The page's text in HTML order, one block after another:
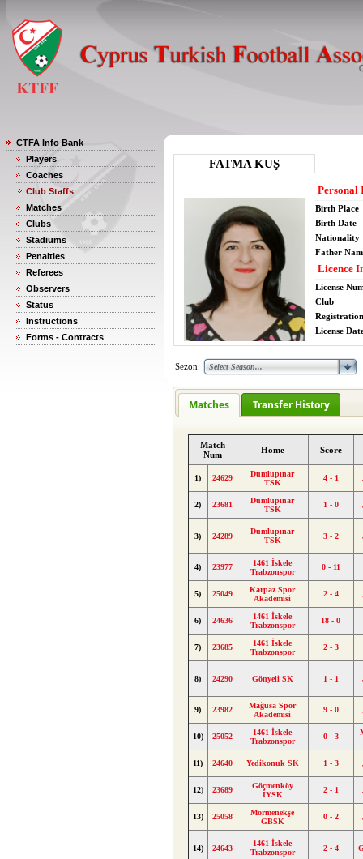
CTFA Info Bank
Players
Coaches
Club Staffs
Matches
Clubs
Stadiums
Penalties
Referees
Observers
Status
Instructions
Forms - Contracts
FATMA KUŞ
Personal
Birth Place
Birth Date
Nationality
Father
Licence
License
Club
License
Sezon:
Matches Transfer History
Match
Num
Home Score
1) 24629
Dumlupınar
TSK
4 - 1
2) 23681
Dumlupınar
TSK
1 - 0
3) 24289
Dumlupınar
TSK
3 - 2
4) 23977
1461 İskele
Trabzonspor
0 - 11
5) 25049
Karpaz Spor
Akademisi
2 - 4
6) 24636
1461 İskele
Trabzonspor
18 - 0
7) 23685
1461 İskele
Trabzonspor
2 - 3
8) 24290 Gönyeli SK 1 - 1
9) 23982
Mağusa Spor
Akademisi
9 - 0
10) 25052
1461 İskele
Trabzonspor
0 - 3
11) 24640 Yedikonuk SK 1 - 3
12) 23689
Göçmenköy
İYSK
2 - 1
13) 25058
Mormenekşe
GBSK
0 - 2
14) 24643
1461 İskele
Trabzonspor
2 - 4